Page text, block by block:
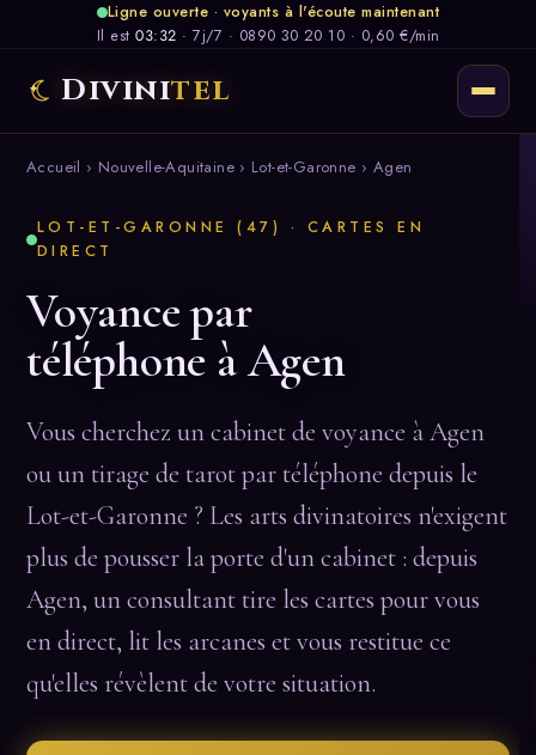
Ligne ouverte · voyants à l'écoute maintenant
Il est 03:32 · 7j/7 · 0890 30 20 10 · 0,60 €/min
Divinitel
Accueil › Nouvelle-Aquitaine› Lot-et-Garonne › Agen
LOT-ET-GARONNE (47) · CARTES EN
DIRECT
Voyance par
téléphone à Agen
Vous cherchez un cabinet de voyance à Agen
ou un tirage de tarot par téléphone depuis le
Lot-et-Garonne ? Les arts divinatoires n'exigent
plus de pousser la porte d'un cabinet : depuis
Agen, un consultant tire les cartes pour vous
en direct, lit les arcanes et vous restitue ce
qu'elles révèlent de votre situation.